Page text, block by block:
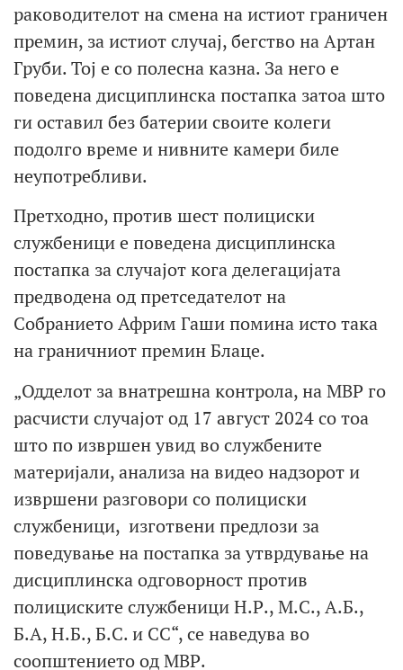
раководителот на смена на истиот граничен
премин, за истиот случај, бегство на Артан
Груби. Тој е со полесна казна. За него е
поведена дисциплинска постапка затоа што
ги оставил без батерии своите колеги
подолго време и нивните камери биле
неупотребливи.
Претходно, против шест полициски
службеници е поведена дисциплинска
постапка за случајот кога делегацијата
предводена од претседателот на
Собранието Африм Гаши помина исто така
на граничниот премин Блаце.
„Одделот за внатрешна контрола, на МВР го
расчисти случајот од 17 август 2024 со тоа
што по извршен увид во службените
материјали, анализа на видео надзорот и
извршени разговори со полициски
службеници, изготвени предлози за
поведување на постапка за утврдување на
дисциплинска одговорност против
полициските службеници Н.Р., М.С., А.Б.,
Б.А, Н.Б., Б.С. и СС“, се наведува во
соопштението од МВР.